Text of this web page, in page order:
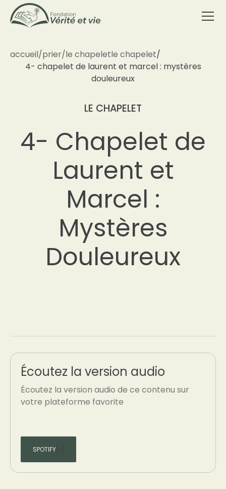
accueil/prier/le chapeletle chapelet/
4- chapelet de laurent et marcel : mystères
douleureux
LE CHAPELET
4- Chapelet de
Laurent et
Marcel :
Mystères
Douleureux
Écoutez la version audio
Écoutez la version audio de ce contenu sur
votre plateforme favorite
SPOTIFY